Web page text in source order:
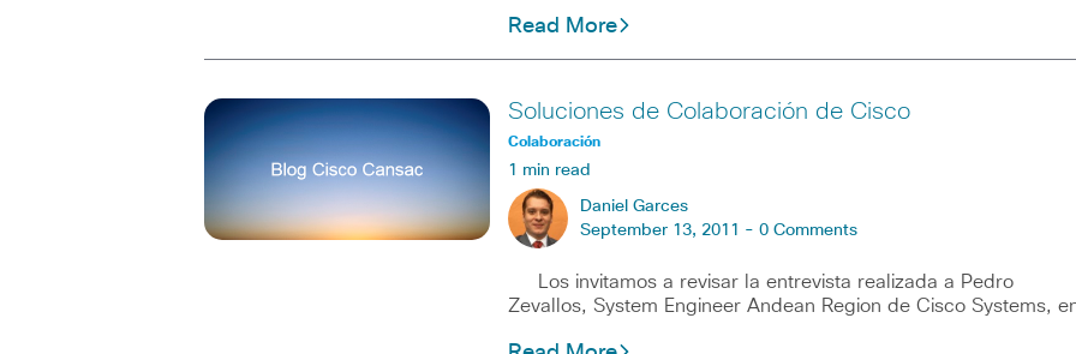
Read More
Soluciones de Colaboración de Cisco
Colaboración
1 min read
Daniel Garces
September 13, 2011 - 0 Comments
Los invitamos a revisar la entrevista realizada a Pedro
Zevallos, System Engineer Andean Region de Cisco Systems,